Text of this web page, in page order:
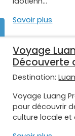
Savoir plus
Voyage
Découverte
Destination:
Voyage Luang
pour découvrir
culture locale et